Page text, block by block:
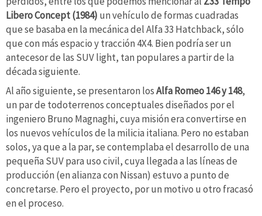
Libero Concept (1984) un vehículo de formas cuadradas
que se basaba en la mecánica del Alfa 33 Hatchback, sólo
que con más espacio y tracción 4X4. Bien podría ser un
antecesor de las SUV light, tan populares a partir de la
década siguiente.
Al año siguiente, se presentaron losAlfa Romeo 146 y 148,
un par de todoterrenos conceptuales diseñados por el
ingeniero Bruno Magnaghi, cuya misión era convertirse en
los nuevos vehículos de la milicia italiana. Pero no estaban
solos, ya que a la par, se contemplaba el desarrollo de una
pequeña SUV para uso civil, cuya llegada a las líneas de
producción (en alianza con Nissan) estuvo a punto de
concretarse. Pero el proyecto, por un motivo u otro fracasó
en el proceso.